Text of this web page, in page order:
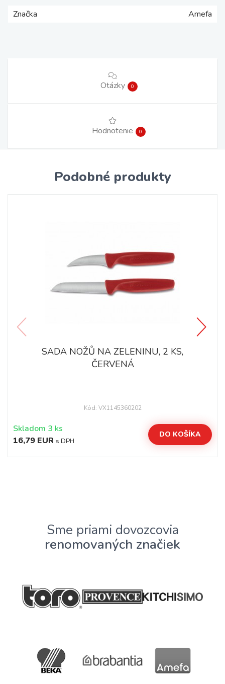
Značka Amefa
Otázky 0
Hodnotenie 0
Podobné produkty
SADA NOŽŮ NA ZELENINU, 2 KS,
ČERVENÁ
Kód: VX1145360202
Skladom 3 ks
16,79 EUR s DPH
DO KOŠÍKA
Sme priami dovozcovia
renomovaných značiek